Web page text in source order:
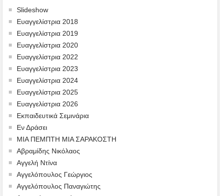
Slideshow
Ευαγγελίστρια 2018
Ευαγγελίστρια 2019
Ευαγγελίστρια 2020
Ευαγγελίστρια 2022
Ευαγγελίστρια 2023
Ευαγγελίστρια 2024
Ευαγγελίστρια 2025
Ευαγγελίστρια 2026
Εκπαιδευτικά Σεμινάρια
Εν Δράσει
ΜΙΑ ΠΕΜΠΤΗ ΜΙΑ ΣΑΡΑΚΟΣΤΗ
Αβραμίδης Νικόλαος
Αγγελή Ντίνα
Αγγελόπουλος Γεώργιος
Αγγελόπουλος Παναγιώτης